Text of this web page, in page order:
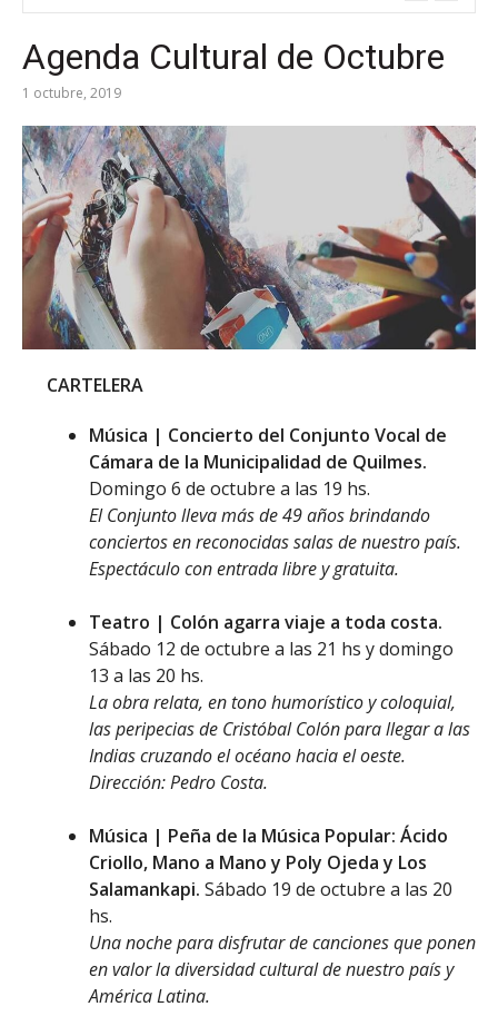
Agenda Cultural de Octubre
1 octubre, 2019
CARTELERA
Música | Concierto del Conjunto Vocal de
Cámara de la Municipalidad de Quilmes.
Domingo 6 de octubre a las 19 hs.
El Conjunto lleva más de 49 años brindando
conciertos en reconocidas salas de nuestro país.
Espectáculo con entrada libre y gratuita.
Teatro | Colón agarra viaje a toda costa.
Sábado 12 de octubre a las 21 hs y domingo
13 a las 20 hs.
La obra relata, en tono humorístico y coloquial,
las peripecias de Cristóbal Colón para llegar a las
Indias cruzando el océano hacia el oeste.
Dirección: Pedro Costa.
Música | Peña de la Música Popular: Ácido
Criollo, Mano a Mano y Poly Ojeda y Los
Salamankapi. Sábado 19 de octubre a las 20
hs.
Una noche para disfrutar de canciones que ponen
en valor la diversidad cultural de nuestro país y
América Latina.